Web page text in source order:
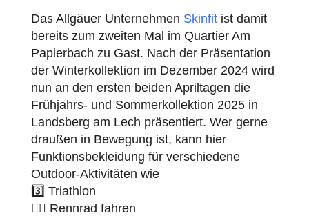
Das Allgäuer Unternehmen Skinfitist damit
bereits zum zweiten Mal im Quartier Am
Papierbach zu Gast. Nach der Präsentation
der Winterkollektion im Dezember 2024 wird
nun an den ersten beiden Apriltagen die
Frühjahrs- und Sommerkollektion 2025 in
Landsberg am Lech präsentiert. Wer gerne
draußen in Bewegung ist, kann hier
Funktionsbekleidung für verschiedene
Outdoor-Aktivitäten wie
3️⃣ Triathlon
🚴‍♀️ Rennrad fahren